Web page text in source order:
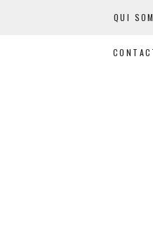
QUI